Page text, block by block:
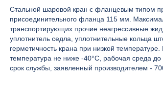
Стальной шаровой кран с фланцевым типом
присоединительного фланца 115 мм.
транспортирующих прочие неагрессивные
уплотнитель седла, уплотнительные кольца
герметичность крана при низкой
температура не ниже -40°С, рабочая среда
срок службы, заявленный производителем -